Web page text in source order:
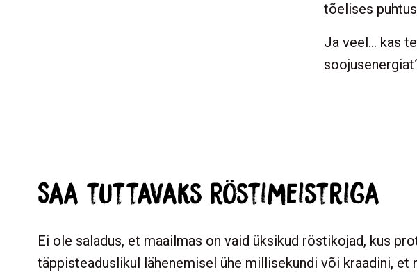
tõelises
Ja veel… kas
Saa tuttavaks röstimeistriga
Ei ole saladus, et maailmas on vaid üksikud röstikojad, kus
täppisteaduslikul lähenemisel ühe millisekundi või kraadini, et